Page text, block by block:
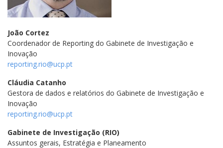
João Cortez
Coordenador de Reporting do Gabinete de Investigação e
Inovação
reporting.rio@ucp.pt
Cláudia Catanho
Gestora de dados e relatórios do Gabinete de Investigação e
Inovação
reporting.rio@ucp.pt
Gabinete de Investigação (RIO)
Assuntos gerais, Estratégia e Planeamento